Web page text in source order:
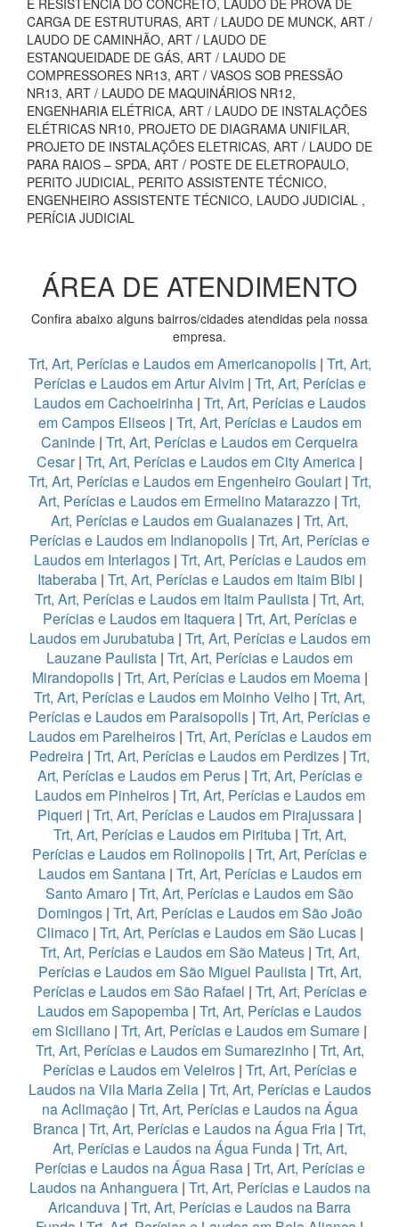
E RESISTÊNCIA DO CONCRETO, LAUDO DE PROVA DE
CARGA DE ESTRUTURAS, ART / LAUDO DE MUNCK, ART /
LAUDO DE CAMINHÃO, ART / LAUDO DE
ESTANQUEIDADE DE GÁS, ART / LAUDO DE
COMPRESSORES NR13, ART / VASOS SOB PRESSÃO
NR13, ART / LAUDO DE MAQUINÁRIOS NR12,
ENGENHARIA ELÉTRICA, ART / LAUDO DE INSTALAÇÕES
ELÉTRICAS NR10, PROJETO DE DIAGRAMA UNIFILAR,
PROJETO DE INSTALAÇÕES ELETRICAS, ART / LAUDO DE
PARA RAIOS – SPDA, ART / POSTE DE ELETROPAULO,
PERITO JUDICIAL, PERITO ASSISTENTE TÉCNICO,
ENGENHEIRO ASSISTENTE TÉCNICO, LAUDO JUDICIAL ,
PERÍCIA JUDICIAL
ÁREA DE ATENDIMENTO
Confira abaixo alguns bairros/cidades atendidas pela nossa
empresa.
Trt, Art, Perícias e Laudos em Americanopolis | Trt, Art,
Perícias e Laudos em Artur Alvim | Trt, Art, Perícias e
Laudos em Cachoeirinha| Trt, Art, Perícias e Laudos
em Campos Eliseos | Trt, Art, Perícias e Laudos em
Caninde | Trt, Art, Perícias e Laudos em Cerqueira
Cesar| Trt, Art, Perícias e Laudos em City America |
Trt, Art, Perícias e Laudos em Engenheiro Goulart | Trt,
Art, Perícias e Laudos em Ermelino Matarazzo | Trt,
Art, Perícias e Laudos em Guaianazes | Trt, Art,
Perícias e Laudos em Indianopolis | Trt, Art, Perícias e
Laudos em Interlagos| Trt, Art, Perícias e Laudos em
Itaberaba| Trt, Art, Perícias e Laudos em Itaim Bibi |
Trt, Art, Perícias e Laudos em Itaim Paulista | Trt, Art,
Perícias e Laudos em Itaquera| Trt, Art, Perícias e
Laudos em Jurubatuba| Trt, Art, Perícias e Laudos em
Lauzane Paulista | Trt, Art, Perícias e Laudos em
Mirandopolis| Trt, Art, Perícias e Laudos em Moema|
Trt, Art, Perícias e Laudos em Moinho Velho | Trt, Art,
Perícias e Laudos em Paraisopolis | Trt, Art, Perícias e
Laudos em Parelheiros| Trt, Art, Perícias e Laudos em
Pedreira | Trt, Art, Perícias e Laudos em Perdizes | Trt,
Art, Perícias e Laudos em Perus| Trt, Art, Perícias e
Laudos em Pinheiros| Trt, Art, Perícias e Laudos em
Piqueri | Trt, Art, Perícias e Laudos em Pirajussara |
Trt, Art, Perícias e Laudos em Pirituba| Trt, Art,
Perícias e Laudos em Rolinopolis | Trt, Art, Perícias e
Laudos em Santana| Trt, Art, Perícias e Laudos em
Santo Amaro | Trt, Art, Perícias e Laudos em São
Domingos| Trt, Art, Perícias e Laudos em São João
Climaco| Trt, Art, Perícias e Laudos em São Lucas|
Trt, Art, Perícias e Laudos em São Mateus | Trt, Art,
Perícias e Laudos em São Miguel Paulista| Trt, Art,
Perícias e Laudos em São Rafael | Trt, Art, Perícias e
Laudos em Sapopemba | Trt, Art, Perícias e Laudos
em Siciliano | Trt, Art, Perícias e Laudos em Sumare |
Trt, Art, Perícias e Laudos em Sumarezinho| Trt, Art,
Perícias e Laudos em Veleiros| Trt, Art, Perícias e
Laudos na Vila Maria Zelia| Trt, Art, Perícias e Laudos
na Aclimação| Trt, Art, Perícias e Laudos na Água
Branca | Trt, Art, Perícias e Laudos na Água Fria | Trt,
Art, Perícias e Laudos na Água Funda| Trt, Art,
Perícias e Laudos na Água Rasa | Trt, Art, Perícias e
Laudos na Anhanguera| Trt, Art, Perícias e Laudos na
Aricanduva | Trt, Art, Perícias e Laudos na Barra